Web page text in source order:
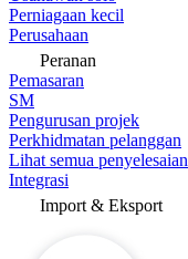
Perniagaan kecil
Perusahaan
Peranan
Pemasaran
SM
Pengurusan projek
Perkhidmatan pelanggan
Lihat semua penyelesaian
Integrasi
Import & Eksport